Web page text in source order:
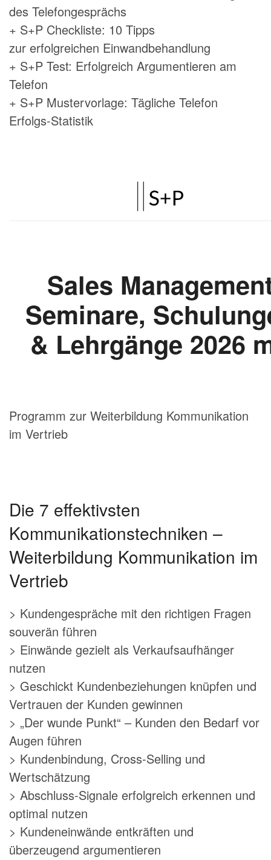
des Telefongesprächs
+ S+P Checkliste: 10 Tipps
zur erfolgreichen Einwandbehandlung
+ S+P Test: Erfolgreich Argumentieren am
Telefon
+ S+P Mustervorlage: Tägliche Telefon
Erfolgs-Statistik
Programm zur Weiterbildung Kommunikation
im Vertrieb
Die 7 effektivsten
Kommunikationstechniken –
Weiterbildung Kommunikation im
Vertrieb
> Kundengespräche mit den richtigen Fragen
souverän führen
> Einwände gezielt als Verkaufsaufhänger
nutzen
> Geschickt Kundenbeziehungen knüpfen und
Vertrauen der Kunden gewinnen
> „Der wunde Punkt“ – Kunden den Bedarf vor
Augen führen
> Kundenbindung, Cross-Selling und
Wertschätzung
> Abschluss-Signale erfolgreich erkennen und
optimal nutzen
> Kundeneinwände entkräften und
überzeugend argumentieren